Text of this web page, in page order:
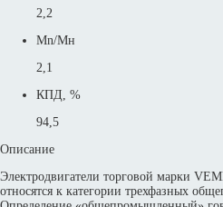
2,2
Mn/Mн
2,1
КПД, %
94,5
Описание
Электродвигатели торговой марки
относятся к категории трехфазных